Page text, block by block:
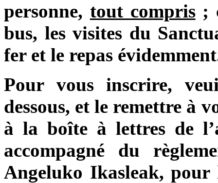
personne, tout compris;
bus, les visites du
fer et le repas
Pour vous inscrire,
dessous, et le remettre à
à la boîte à lettres de
accompagné du
Angeluko Ikasleak,